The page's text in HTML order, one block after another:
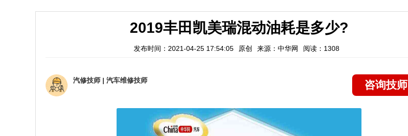
2019丰田凯美瑞混动油耗是多少?
发布时间：2021-04-25 17:54:05 原创 来源：中华网 阅读：1308
汽修技师 | 汽车维修技师 咨询技师